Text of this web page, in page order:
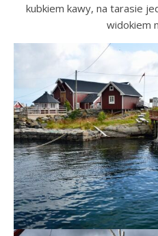
kubkiem kawy, na tarasie
widokiem